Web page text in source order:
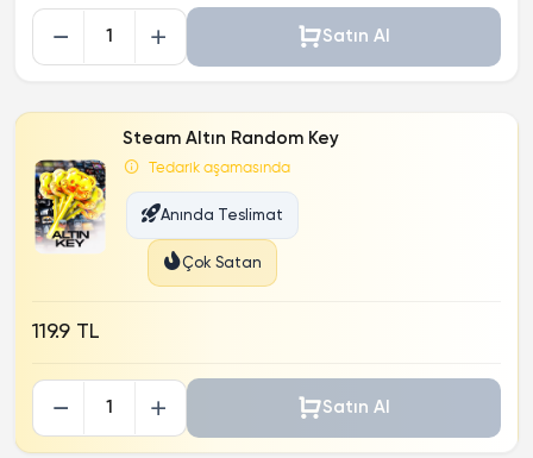
Satın Al
Steam Altın Random Key
Tedarik aşamasında
Anında Teslimat
Çok Satan
119.9 TL
Satın Al